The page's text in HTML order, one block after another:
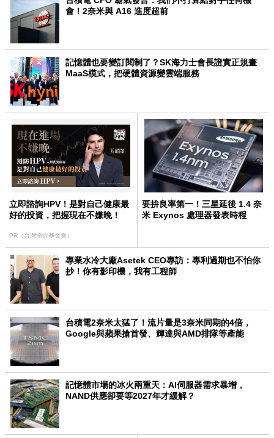
會！2奈米與 A16 進度超前
記憶體也要變訂閱制了？SK海力士會長證實正規畫
MaaS模式，把硬體資源變雲端服務
立即諮詢HPV！是對自己健康最
好的投資，把握現在不嫌晚！
PR（台灣癌症基金會）
要拚良率第一！三星延後 1.4 奈
米 Exynos 處理器發表時程
專業水冷大廠Asetek CEO專訪：專利過期也不怕你
抄！你有影印機，我有工程師
台積電2奈米太猛了！流片量是3奈米同期的4倍，
Google與蘋果搶首發、輝達與AMD排隊等產能
記憶體市場的冰火兩重天：AI伺服器需求暴增，
NAND供應卻要等2027年才緩解？